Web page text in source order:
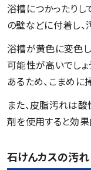
浴槽につかったり
の壁などに付着し、
浴槽が黄色に変色
可能性が高いでし
あるため、こまめに
また、皮脂汚れは
剤を使用すると効果
石けんカスの汚れ